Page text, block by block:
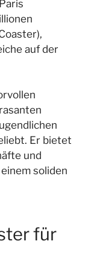
auf der
Er bietet
und
soliden
für